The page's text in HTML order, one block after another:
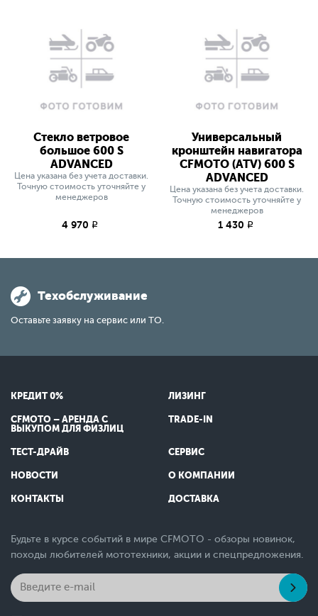
Стекло ветровое
большое 600 S
ADVANCED
Цена указана без учета доставки.
Точную стоимость уточняйте у
менеджеров
4 970 q
Универсальный
кронштейн навигатора
CFMOTO (ATV) 600 S
ADVANCED
Цена указана без учета доставки.
Точную стоимость уточняйте у
менеджеров
1 430 q
Техобслуживание
Оставьте заявку на сервис или ТО.
КРЕДИТ 0% ЛИЗИНГ
CFMOTO – АРЕНДА С
ВЫКУПОМ ДЛЯ ФИЗЛИЦ
TRADE-IN
ТЕСТ-ДРАЙВ СЕРВИС
НОВОСТИ О КОМПАНИИ
КОНТАКТЫ ДОСТАВКА
Будьте в курсе событий в мире CFMOTO - обзоры новинок,
походы любителей мототехники, акции и спецпредложения.